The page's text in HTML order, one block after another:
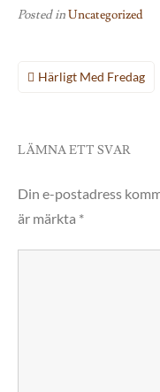
Posted inUncategorized
Härligt Med Fredag
LÄMNA ETT SVAR
Din e-postadress
är märkta *